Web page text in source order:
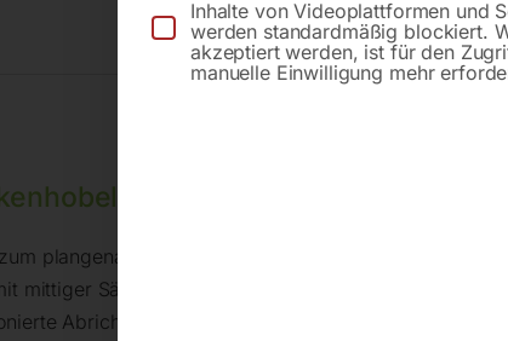
Beschreibung
ADH 32
plangenauen, winkeligen Hobeln glatter Oberflächen
mittiger Säulenführung, Zusatzführung und
Abrichttische aus Grauguss mit geschliffener
Inhalte von Videoplattformen und
werden standardmäßig blockiert.
akzeptiert werden, ist für den
manuelle Einwilligung mehr